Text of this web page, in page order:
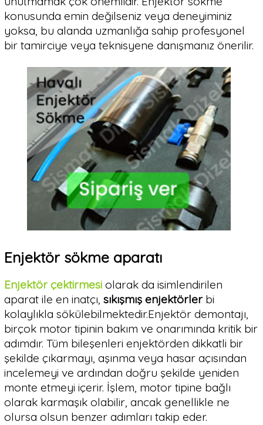
konusunda emin değilseniz veya deneyiminiz
yoksa, bu alanda uzmanlığa sahip profesyonel
bir tamirciye veya teknisyene danışmanız önerilir.
Enjektör sökme aparatı
Enjektör çektirmesiolarak da isimlendirilen
aparat ile en inatçı, sıkışmış enjektörlerbi
kolaylıkla sökülebilmektedir.Enjektör demontajı,
birçok motor tipinin bakım ve onarımında kritik bir
adımdır. Tüm bileşenleri enjektörden dikkatli bir
şekilde çıkarmayı, aşınma veya hasar açısından
incelemeyi ve ardından doğru şekilde yeniden
monte etmeyi içerir. İşlem, motor tipine bağlı
olarak karmaşık olabilir, ancak genellikle ne
olursa olsun benzer adımları takip eder.